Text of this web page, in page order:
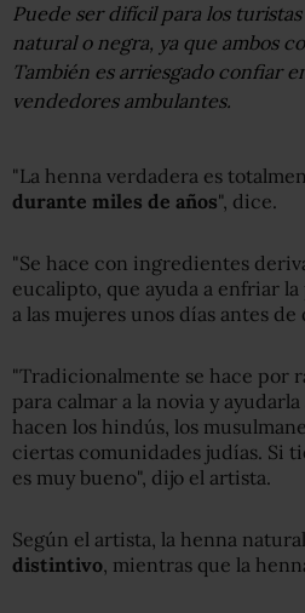
Puede ser difícil para los turistas
natural o negra, ya que ambos
También es arriesgado confiar
vendedores ambulantes.
"La henna verdadera es
durante miles de años", dice.
"Se hace con ingredientes
eucalipto, que ayuda a enfriar
a las mujeres unos días antes de
"Tradicionalmente se hace por
para calmar a la novia y
hacen los hindús, los
ciertas comunidades judías. Si
es muy bueno", dijo el artista.
Según el artista, la henna
distintivo, mientras que la